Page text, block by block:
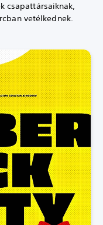
csapattársaiknak,
vetélkednek.